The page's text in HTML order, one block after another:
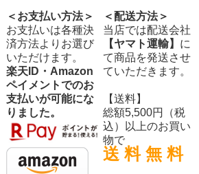
＜お支払い方法＞ ＜配送方法＞
お支払いは各種決
済方法よりお選び
いただけます。
楽天ID・Amazon
ペイメントでのお
支払いが可能にな
りました。
当店では配送会社
【ヤマト運輸】 に
て商品を発送させ
ていただきます。
【送料】
総額5,500円（税
込）以上のお買い
物で
送 料 無 料